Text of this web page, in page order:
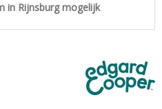
in Rijnsburg mogelijk